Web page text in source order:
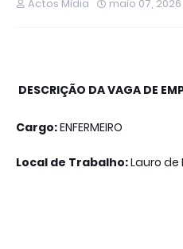
Actos Mídia maio 07, 2026
DESCRIÇÃO DA VAGA DE
Cargo:ENFERMEIRO
Local de Trabalho:Lauro de